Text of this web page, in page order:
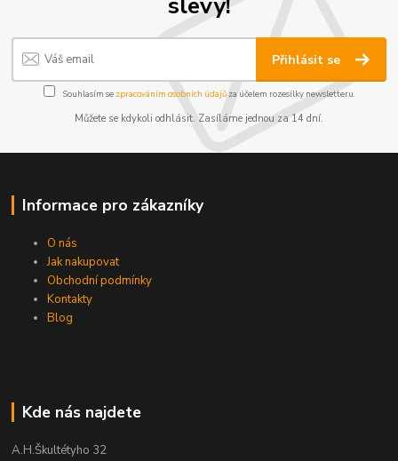
Přihlásit se
Souhlasím se zpracováním osobních údajůza účelem rozesílky newsletteru.
Můžete se kdykoli odhlásit. Zasíláme jednou za 14 dní.
Informace pro zákazníky
O nás
Jak nakupovat
Obchodní podmínky
Kontakty
Blog
Kde nás najdete
A.H.Škultétyho 32